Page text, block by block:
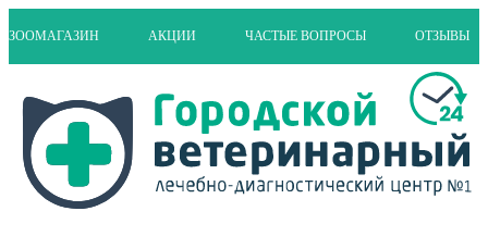
ЗООМАГАЗИН АКЦИИ ЧАСТЫЕ ВОПРОСЫ ОТЗЫВЫ